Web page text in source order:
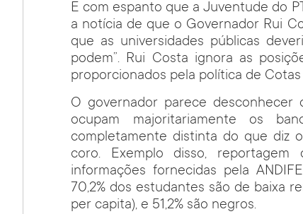
É com espanto que a Juventude do
a notícia de que o Governador Rui
que as universidades públicas
podem”. Rui Costa ignora as
proporcionados pela política de
O governador parece
ocupam majoritariamente os
completamente distinta do que diz
coro. Exemplo disso,
informações fornecidas pela
70,2% dos estudantes são de baixa
per capita), e 51,2% são negros.